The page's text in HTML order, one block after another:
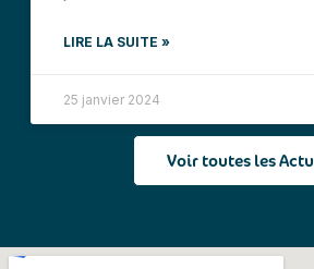
LIRE LA SUITE »
25 janvier 2024
Voir toutes les